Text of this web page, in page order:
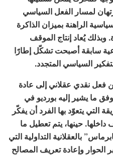
لمسار الفعل السياسي
الراهنة بميزان الذاكرة
وبذلك يُعاد إنتاج الموقف
سابقة أصبحت تشكّل إطارًا
السياسي المتجدد.
فعل نقدي عقلاني إلى عادة
ما يشير إليه بورديو في
التي يتعوّد بها الفرد أن يفكّر
حينها، يتم تعطيل ما
بالعقلانية التداولية التي
الحوار وإعادة تعريف المصالح